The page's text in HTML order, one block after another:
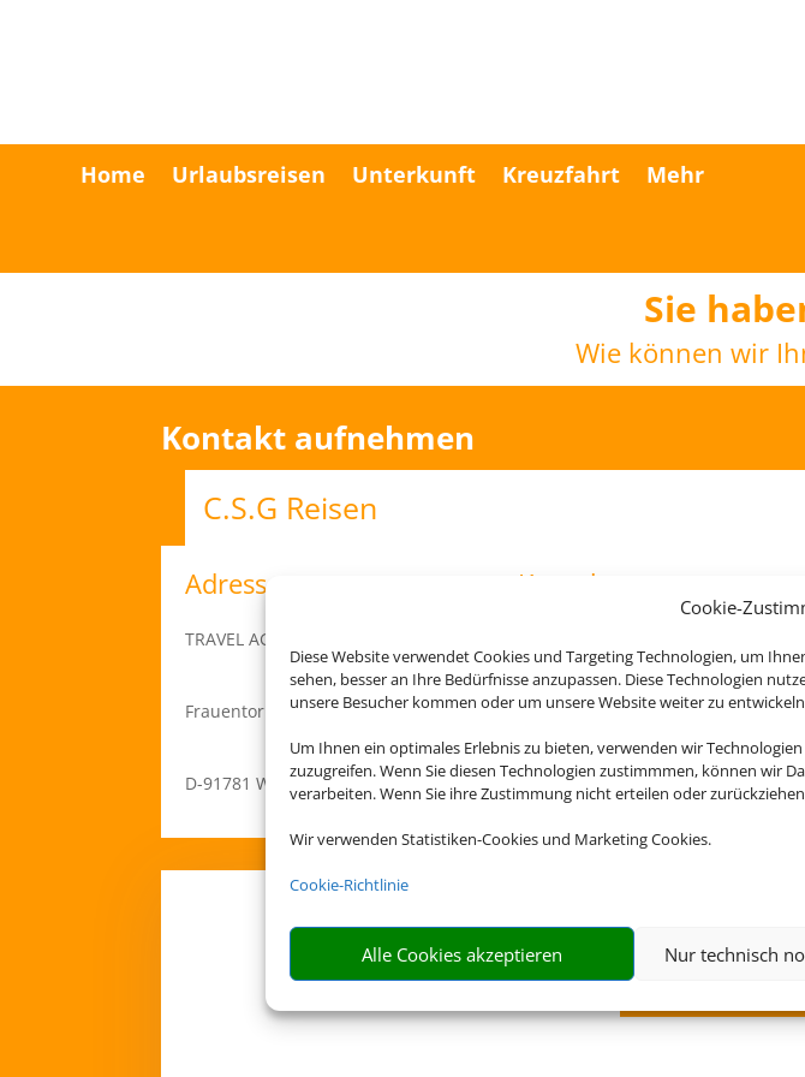
Cookie-
Diese Website verwendet Cookies und Targeting Technologien, um
sehen, besser an Ihre Bedürfnisse anzupassen. Diese Technologien
unsere Besucher kommen oder um unsere Website weiter zu
Um Ihnen ein optimales Erlebnis zu bieten, verwenden wir
zuzugreifen. Wenn Sie diesen Technologien zustimmmen, können wir
verarbeiten. Wenn Sie ihre Zustimmung nicht erteilen oder
Wir verwenden Statistiken-Cookies und Marketing Cookies.
Cookie-Richtlinie
Alle Cookies akzeptieren Nur technisch
Home Urlaubsreisen Unterkunft Kreuzfahrt Mehr
Sie
Wie können wir
Kontakt aufnehmen
C.S.G Reisen
Adresse
TRAVEL AGENTC
Frauentor Str. 4
D-91781 Weissenburg
Kontakt
info@travelagents.com